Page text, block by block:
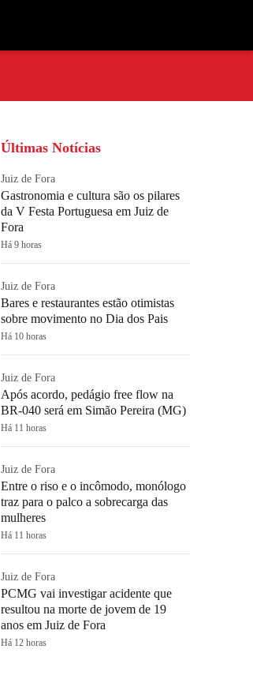
Últimas Notícias
Juiz de Fora
Gastronomia e cultura são os pilares
da V Festa Portuguesa em Juiz de
Fora
Há 9 horas
Juiz de Fora
Bares e restaurantes estão otimistas
sobre movimento no Dia dos Pais
Há 10 horas
Juiz de Fora
Após acordo, pedágio free flow na
BR-040 será em Simão Pereira (MG)
Há 11 horas
Juiz de Fora
Entre o riso e o incômodo, monólogo
traz para o palco a sobrecarga das
mulheres
Há 11 horas
Juiz de Fora
PCMG vai investigar acidente que
resultou na morte de jovem de 19
anos em Juiz de Fora
Há 12 horas